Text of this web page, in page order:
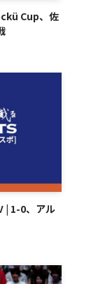
Cup、佐
| 1-0、アル